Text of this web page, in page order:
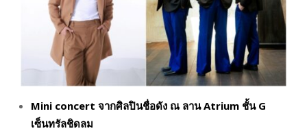
Mini concert จากศิลปินชื่อดัง ณ ลาน Atrium ชั้น G
เซ็นทรัลชิดลม